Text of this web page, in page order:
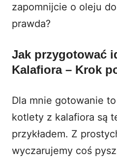
zapomnijcie o oleju
prawda?
Jak przygotować
Kalafiora – Krok
Dla mnie gotowanie
kotlety z kalafiora są
przykładem. Z
wyczarujemy coś